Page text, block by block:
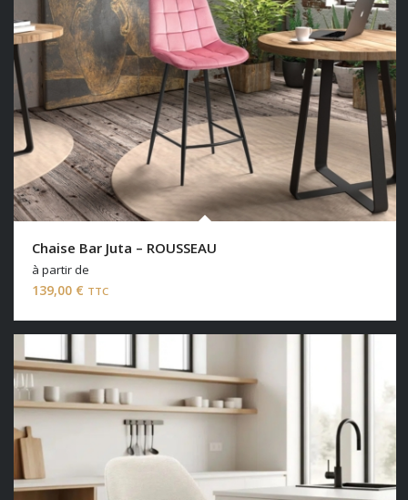
Chaise Bar Juta – ROUSSEAU
à partir de
139,00 € TTC